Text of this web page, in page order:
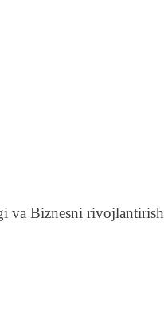
va Biznesni rivojlantirish